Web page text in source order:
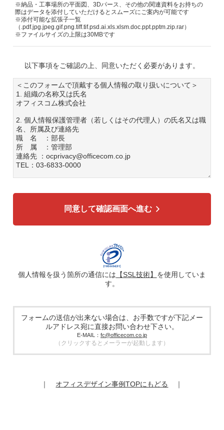
※納品・工事場所の平面図、3Dパース、その他の関連資料をお持ちの
際はデータを添付していただけるとスムーズにご案内が可能です
※添付可能な拡張子一覧
（.pdf.jpg.jpeg.gif.png.tiff.tif.psd.ai.xls.xlsm.doc.ppt.pptm.zip.rar）
※ファイルサイズの上限は30MBです
以下事項をご確認の上、同意いただく必要があります。
＜このフォームで頂戴する個人情報の取り扱いについて＞
1. 組織の名称又は氏名
オフィスコム株式会社
2. 個人情報保護管理者（若しくはその代理人）の氏名又は職
名、所属及び連絡先
職 名 ：部長
所 属 ：管理部
連絡先 ：ocprivacy@officecom.co.jp
TEL：03-6833-0000
広告配信の効率化、マーケティング活動などのために、氏
を、ハッシュ化などの適切なセキュリティ対策を施した上
で、広告配信サービス提供事業者に提供する場合がありま
す。提供した個人情報は、広告配信サービス提供事業者のプ
ライバシーポリシーに基づき取り扱われます。
5. 個人情報の取り扱い業務の委託
場合があります。その際、弊社は、個人情報を適切に保護で
きる管理体制を敷き実行していることを条件として委託先を
厳選したうえで、機密保持契約を委託先と締結し、お客様の
個人情報を厳密に管理させます。
提供記録の開示を請求することができます。
同意して確認画面へ進む
個人情報を扱う箇所の通信には 【SSL技術】 を使用していま
す。
フォームの送信が出来ない場合は、お手数ですが下記メー
ルアドレス宛に直接お問い合わせ下さい。
E-MAIL： fc@officecom.co.jp
（クリックするとメーラーが起動します）
｜ オフィスデザイン事例TOPにもどる ｜